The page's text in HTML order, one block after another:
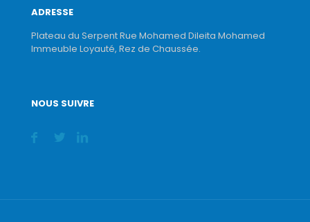
ADRESSE
Plateau du Serpent Rue Mohamed Dileita Mohamed
Immeuble Loyauté, Rez de Chaussée.
NOUS SUIVRE